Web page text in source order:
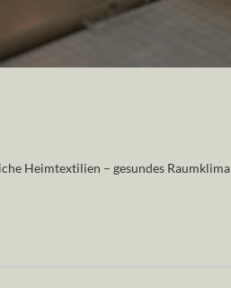
Heimtextilien – gesundes Raumklima